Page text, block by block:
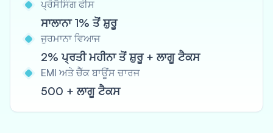
ਪ੍ਰੋਸੈਸਿੰਗ ਫੀਸ
ਸਾਲਾਨਾ 1% ਤੋਂ ਸ਼ੁਰੂ
ਜੁਰਮਾਨਾ ਵਿਆਜ
2% ਪ੍ਰਤੀ ਮਹੀਨਾ ਤੋਂ ਸ਼ੁਰੂ + ਲਾਗੂ ਟੈਕਸ
EMI ਅਤੇ ਚੈੱਕ ਬਾਊਂਸ ਚਾਰਜ
500 + ਲਾਗੂ ਟੈਕਸ